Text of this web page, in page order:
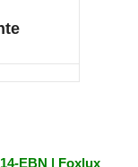
EBN | Foxlux